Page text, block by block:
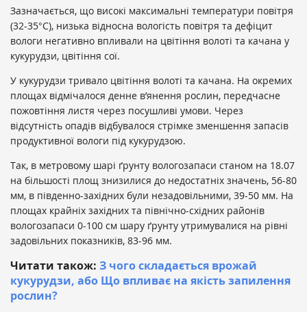
Зазначається, що високі максимальні температури повітря
(32-35°С), низька відносна вологість повітря та дефіцит
вологи негативно впливали на цвітіння волоті та качана у
кукурудзи, цвітіння сої.
У кукурудзи тривало цвітіння волоті та качана. На окремих
площах відмічалося денне в’янення рослин, передчасне
пожовтіння листя через посушливі умови. Через
відсутність опадів відбувалося стрімке зменшення запасів
продуктивної вологи під кукурудзою.
Так, в метровому шарі ґрунту вологозапаси станом на 18.07
на більшості площ знизилися до недостатніх значень, 56-80
мм, в південно-західних були незадовільними, 39-50 мм. На
площах крайніх західних та північно-східних районів
вологозапаси 0-100 см шару ґрунту утримувалися на рівні
задовільних показників, 83-96 мм.
Читати також: З чого складається врожай
кукурудзи, або Що впливає на якість запилення
рослин?